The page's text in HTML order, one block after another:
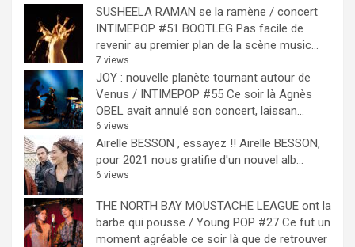
SUSHEELA RAMAN se la ramène / concert
INTIMEPOP #51 BOOTLEG Pas facile de
revenir au premier plan de la scène music...
7 views
JOY : nouvelle planète tournant autour de
Venus / INTIMEPOP #55 Ce soir là Agnès
OBEL avait annulé son concert, laissan...
6 views
Airelle BESSON , essayez !! Airelle BESSON,
pour 2021 nous gratifie d'un nouvel alb...
6 views
THE NORTH BAY MOUSTACHE LEAGUE ont la
barbe qui pousse / Young POP #27 Ce fut un
moment agréable ce soir là que de retrouver